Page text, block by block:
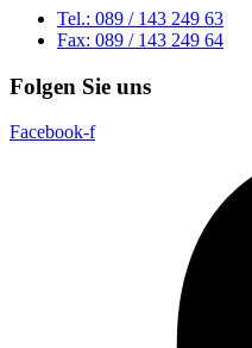
Tel.: 089 / 143 249 63
Fax: 089 / 143 249 64
Folgen Sie uns
Facebook-f